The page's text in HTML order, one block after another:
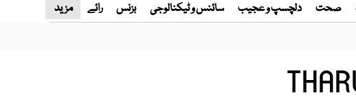
صحت دلچسپ و عجیب سائنس و ٹیکنالوجی بزنس رائے مزید